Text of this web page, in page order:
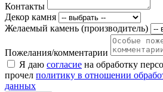
Контакты
Декор камня
Желаемый камень (производитель)
Пожелания/комментарии
Я даю согласие на обработку
прочел политику в отношении
данных